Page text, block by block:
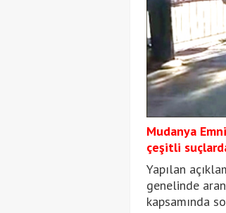
Mudanya
çeşitli
Yapılan
genelinde
kapsamında